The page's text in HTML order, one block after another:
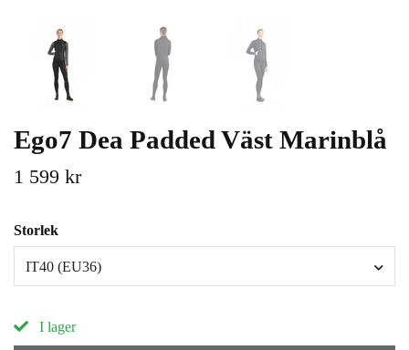
Ego7 Dea Padded Väst Marinblå
1 599 kr
Storlek
IT40 (EU36)
I lager